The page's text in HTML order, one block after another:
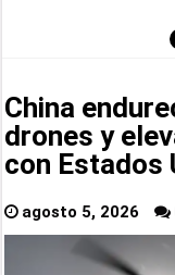
China
drones y
con Estados
agosto 5, 2026